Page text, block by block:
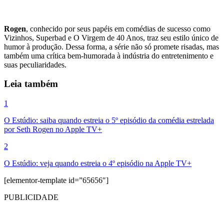
Rogen, conhecido por seus papéis em comédias de sucesso como
Vizinhos, Superbad e O Virgem de 40 Anos, traz seu estilo único de
humor à produção. Dessa forma, a série não só promete risadas, mas
também uma crítica bem-humorada à indústria do entretenimento e
suas peculiaridades.
Leia também
1
O Estúdio: saiba quando estreia o 5º episódio da comédia estrelada
por Seth Rogen no Apple TV+
2
O Estúdio: veja quando estreia o 4º episódio na Apple TV+
[elementor-template id=”65656″]
PUBLICIDADE